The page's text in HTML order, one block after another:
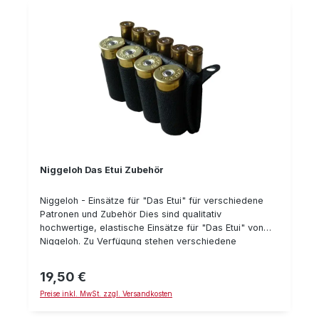
Niggeloh Das Etui Zubehör
Niggeloh - Einsätze für "Das Etui" für verschiedene
Patronen und Zubehör Dies sind qualitativ
hochwertige, elastische Einsätze für "Das Etui" von
Niggeloh. Zu Verfügung stehen verschiedene
grünes Gurtband/ Jagdkoppel erhältlich.
Regulärer Preis:
19,50 €
Preise inkl. MwSt. zzgl. Versandkosten